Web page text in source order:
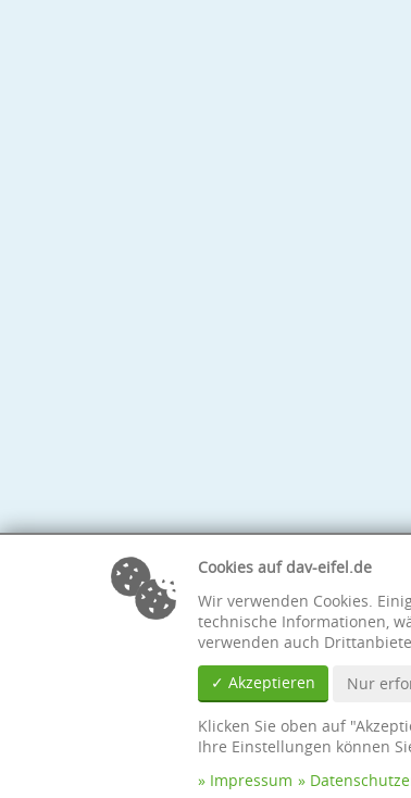
Cookies auf dav-eifel.de
Wir verwenden Cookies.
technische Informationen,
verwenden auch
✓ Akzeptieren
Nur
Klicken Sie oben auf
Ihre Einstellungen können
Impressum